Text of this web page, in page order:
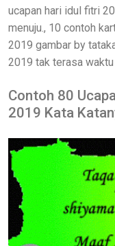
ucapan hari idul fitri
menuju., 10 contoh
2019 gambar by
2019 tak terasa
Contoh 80
2019 Kata